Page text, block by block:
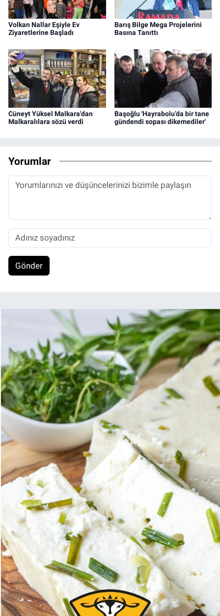
Volkan Nallar Eşiyle Ev
Ziyaretlerine Başladı
Barış Bilge Mega Projelerini
Basına Tanıttı
Cüneyt Yüksel Malkara'dan
Malkaralılara sözü verdi
Başoğlu 'Hayrabolu’da bir tane
gündendi sopası dikemediler'
Yorumlar
Gönder